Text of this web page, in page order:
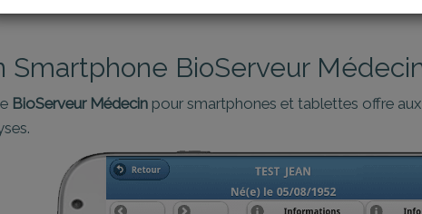
Smartphone BioServeur
BioServeur Médecinpour smartphones et tablettes offre